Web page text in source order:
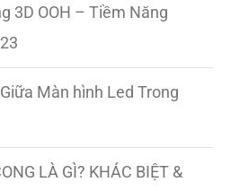
3D OOH – Tiềm Năng
Màn hình Led Trong
LÀ GÌ? KHÁC BIỆT &